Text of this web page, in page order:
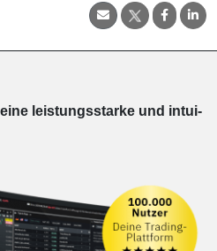
eine leis­tungs­star­ke und in­tui­